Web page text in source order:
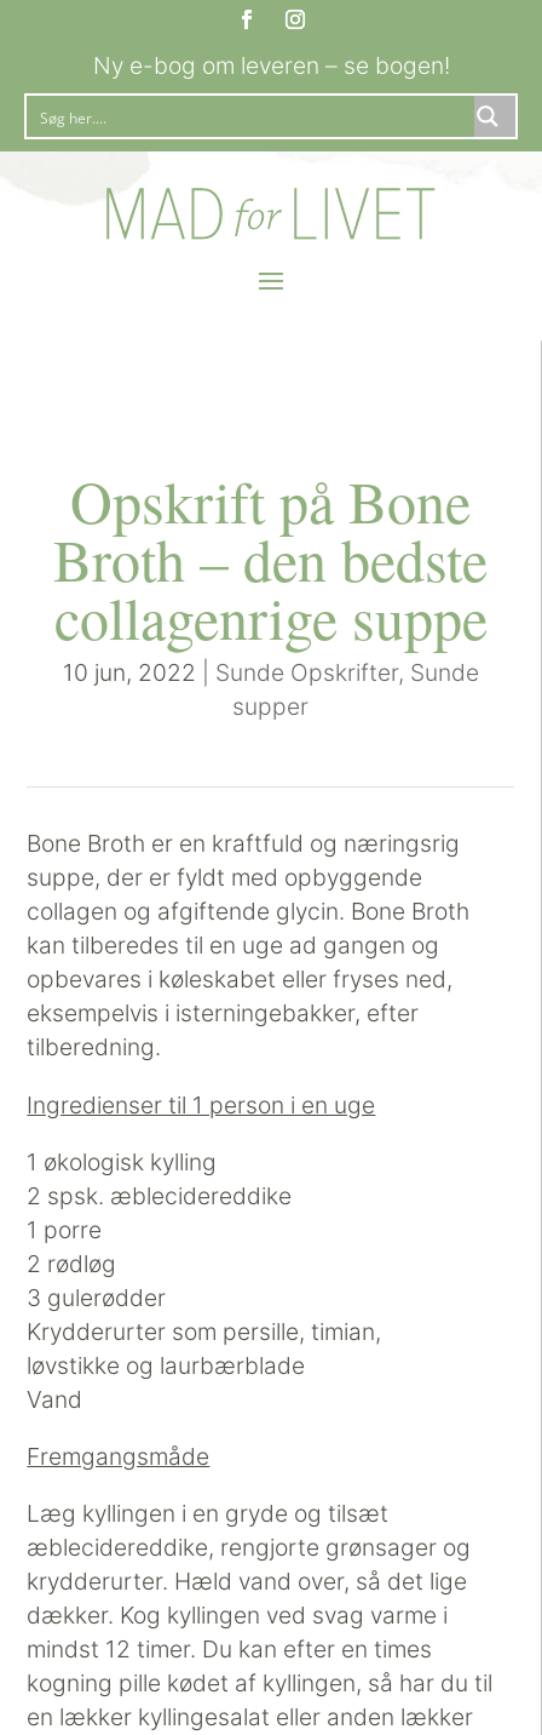
Ny e-bog om leveren – se bogen!
Opskrift på Bone
Broth – den bedste
collagenrige suppe
10 jun, 2022 Sunde Opskrifter, Sunde
supper
Bone Broth er en kraftfuld og næringsrig
suppe, der er fyldt med opbyggende
collagen og afgiftende glycin. Bone Broth
kan tilberedes til en uge ad gangen og
opbevares i køleskabet eller fryses ned,
eksempelvis i isterningebakker, efter
tilberedning.
Ingredienser til 1 person i en uge
1 økologisk kylling
2 spsk. æblecidereddike
1 porre
2 rødløg
3 gulerødder
Krydderurter som persille, timian,
løvstikke og laurbærblade
Vand
Fremgangsmåde
Læg kyllingen i en gryde og tilsæt
æblecidereddike, rengjorte grønsager og
krydderurter. Hæld vand over, så det lige
dækker. Kog kyllingen ved svag varme i
mindst 12 timer. Du kan efter en times
kogning pille kødet af kyllingen, så har du til
en lækker kyllingesalat eller anden lækker